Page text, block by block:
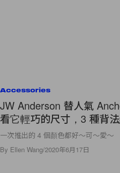
Accessories
JW Anderson 替人氣
看它輕巧的尺寸，3 種背
一次推出的 4 個顏色都好～可～愛～
By Ellen Wang/2020年6月17日